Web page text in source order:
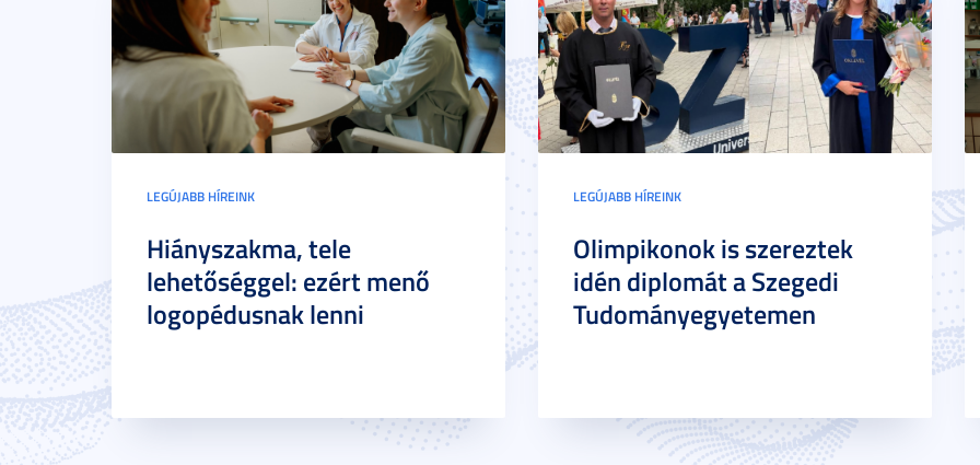
LEGÚJABB HÍREINK
Hiányszakma, tele
lehetőséggel: ezért menő
logopédusnak lenni
LEGÚJABB HÍREINK
Olimpikonok is szereztek
idén diplomát a Szegedi
Tudományegyetemen